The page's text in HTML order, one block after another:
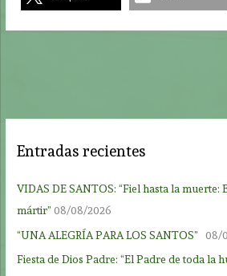
Entradas recientes
VIDAS DE SANTOS: “Fiel hasta la muerte:
mártir” 08/08/2026
“UNA ALEGRÍA PARA LOS SANTOS”
08/
Fiesta de Dios Padre: “El Padre de toda la